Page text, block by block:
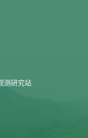
测研究站